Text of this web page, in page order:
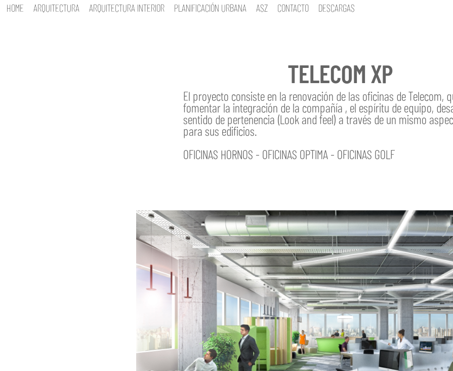
HOME ARQUITECTURA ARQUITECTURA INTERIOR PLANIFICACIÓN URBANA ASZ CONTACTO DESCARGAS
TELECOM XP
El proyecto consiste en la renovación de las oficinas de Telecom,
fomentar la integración de la compañía , el espíritu de equipo,
sentido de pertenencia (Look and feel) a través de un mismo
para sus edificios.
OFICINAS HORNOS - OFICINAS OPTIMA - OFICINAS GOLF